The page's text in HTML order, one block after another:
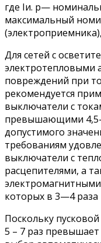
где Iи. р—
максимальный
Для сетей с
электротепловыми
повреждений при
рекомендуется
выключатели с
превышающими 4,5-
допустимого
требованиям
выключатели с
расцепителями, а
которых в 3—4
Поскольку
5 – 7 раз